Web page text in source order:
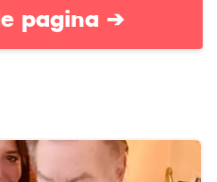
pagina ➔